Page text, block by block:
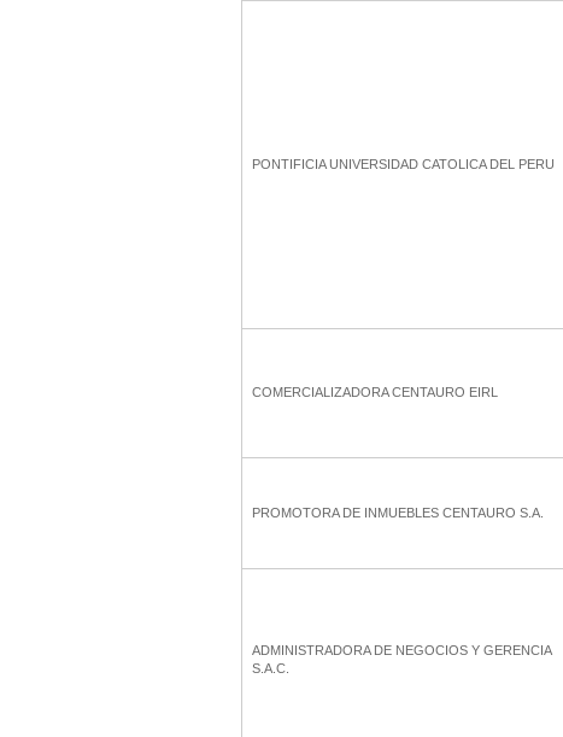
PONTIFICIA UNIVERSIDAD CATOLICA DEL PERU
COMERCIALIZADORA CENTAURO EIRL
PROMOTORA DE INMUEBLES CENTAURO S.A.
ADMINISTRADORA DE NEGOCIOS Y GERENCIA
S.A.C.